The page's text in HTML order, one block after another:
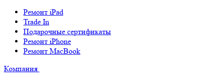
Ремонт iPad
Trade In
Подарочные сертификаты
Ремонт iPhone
Ремонт MacBook
Компания